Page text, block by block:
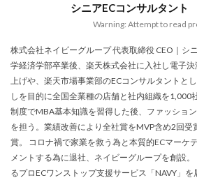
シニアECコンサルタント
Warning: Attempt to read
株式会社ネイビーグループ 代表取締役 CEO｜シ
学経済学部卒業後、楽天株式会社に入社し電子
上げや、楽天市場事業部のECコンサルタントと
しを目的に全国全業種の店舗と社内組織を1,000
制度でMBA基本知識を習得した後、ファッショ
を担う。業績改善により全社賞をMVP含め2回受
賞。 コロナ禍で家業を救う為と本質的ECマーケ
メントする為に退社、ネイビーグループを創設
るプロECワンストップ支援サービス「NAVY」を